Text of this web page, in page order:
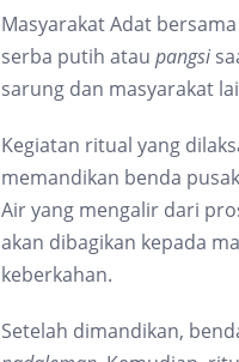
Masyarakat Adat
serba putih atau pangsi
sarung dan masyarakat
Kegiatan ritual yang
memandikan benda
Air yang mengalir dari
akan dibagikan kepada
keberkahan.
Setelah dimandikan,